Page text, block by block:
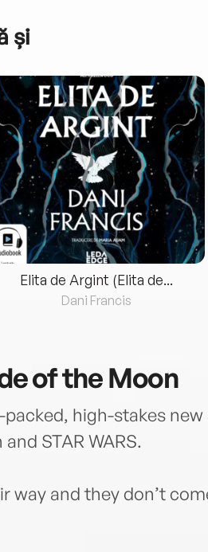
și
Elita de Argint (Elita de...
Dani Francis
of the Moon
high-stakes
STAR WARS.
way and they don’t